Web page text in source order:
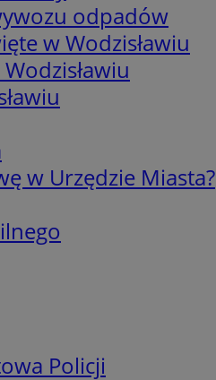
odpadów
w Wodzisławiu
w Urzędzie Miasta?
Policji